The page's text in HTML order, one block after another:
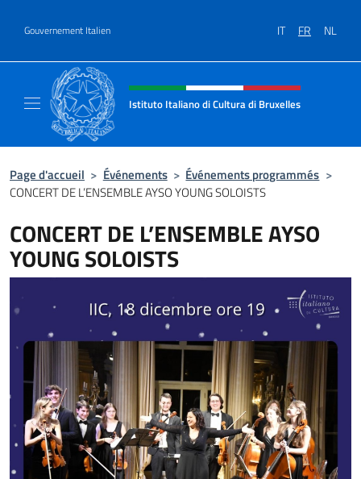
Gouvernement Italien IT FR NL
Site Web, social et en-tête de
Istituto Italiano di Cultura di Bruxelles
Page d'accueil > Événements > Événements programmés >
CONCERT DE L’ENSEMBLE AYSO YOUNG SOLOISTS
CONCERT DE L’ENSEMBLE AYSO
YOUNG SOLOISTS